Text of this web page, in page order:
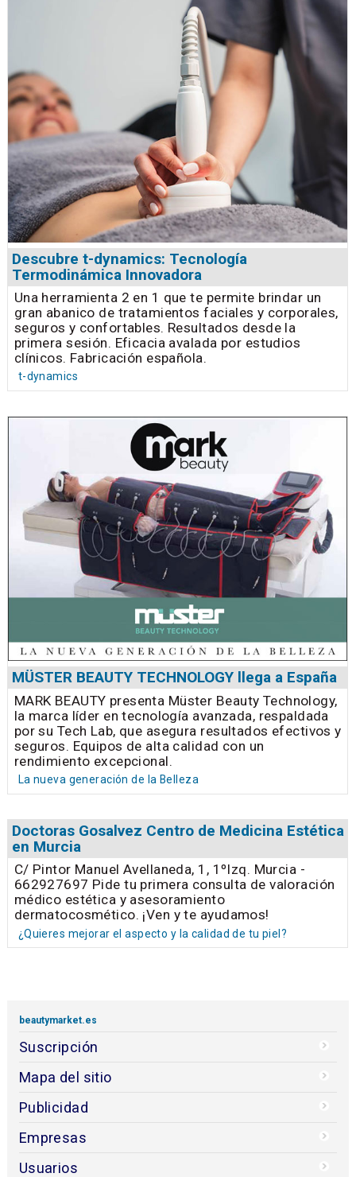
Descubre t-dynamics: Tecnología
Termodinámica Innovadora
Una herramienta 2 en 1 que te permite brindar un
gran abanico de tratamientos faciales y corporales,
seguros y confortables. Resultados desde la
primera sesión. Eficacia avalada por estudios
clínicos. Fabricación española.
t-dynamics
MÜSTER BEAUTY TECHNOLOGY llega a España
MARK BEAUTY presenta Müster Beauty Technology,
la marca líder en tecnología avanzada, respaldada
por su Tech Lab, que asegura resultados efectivos y
seguros. Equipos de alta calidad con un
rendimiento excepcional.
La nueva generación de la Belleza
Doctoras Gosalvez Centro de Medicina Estética
en Murcia
C/ Pintor Manuel Avellaneda, 1, 1ºIzq. Murcia -
662927697 Pide tu primera consulta de valoración
médico estética y asesoramiento
dermatocosmético. ¡Ven y te ayudamos!
¿Quieres mejorar el aspecto y la calidad de tu piel?
beautymarket.es
Suscripción
Mapa del sitio
Publicidad
Empresas
Usuarios